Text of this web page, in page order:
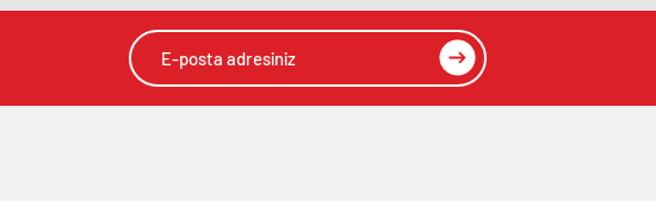
Yorum Sayısına Göre
En eskiler